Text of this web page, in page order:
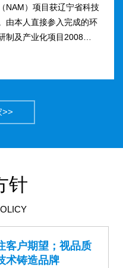
NAM）项目获辽宁省科技
由本人直接参入完成的环
制及产业化项目2008年获
中青年专...
>>
针
客户期望；视品质
术铸造品牌